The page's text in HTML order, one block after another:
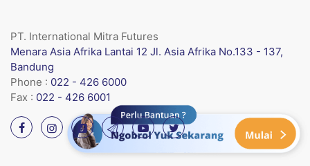
PT. International Mitra Futures
Menara Asia Afrika Lantai 12 Jl. Asia Afrika No.133 - 137,
Bandung
Phone : 022 - 426 6000
Fax : 022 - 426 6001